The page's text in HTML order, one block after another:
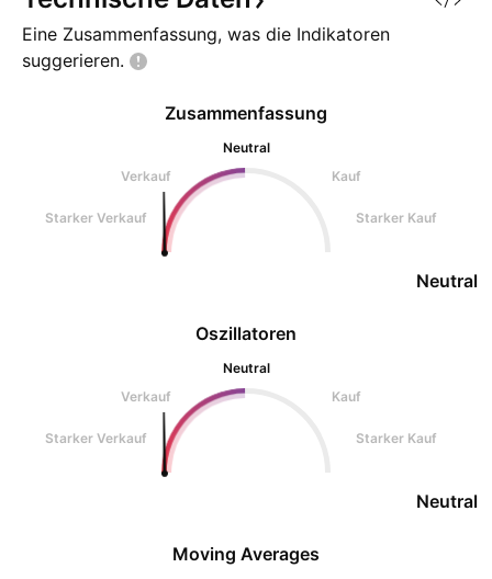
Eine Zusammenfassung, was die Indikatoren
suggerieren.
Oszillatoren
Neutral
Verkauf
Kauf
Starker Verkauf Starker Kauf
Neutral
Zusammenfassung
Neutral
Verkauf
Kauf
Starker Verkauf Starker Kauf
Neutral
Moving Averages